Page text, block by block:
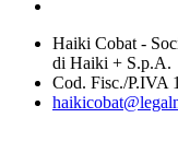
Haiki Cobat -
di Haiki + S.p.A.
Cod. Fisc./P.IVA